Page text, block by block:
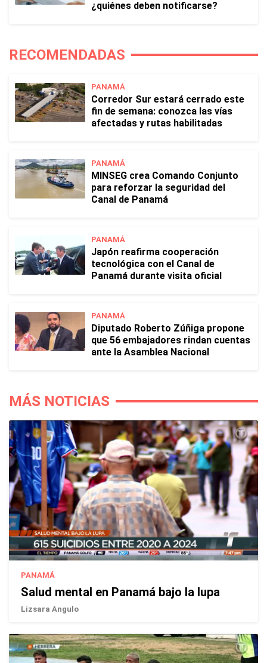
¿quiénes deben notificarse?
RECOMENDADAS
PANAMÁ
Corredor Sur estará cerrado este
fin de semana: conozca las vías
afectadas y rutas habilitadas
PANAMÁ
MINSEG crea Comando Conjunto
para reforzar la seguridad del
Canal de Panamá
PANAMÁ
Japón reafirma cooperación
tecnológica con el Canal de
Panamá durante visita oficial
PANAMÁ
Diputado Roberto Zúñiga propone
que 56 embajadores rindan cuentas
ante la Asamblea Nacional
MÁS NOTICIAS
PANAMÁ
Salud mental en Panamá bajo la lupa
Lizsara Angulo